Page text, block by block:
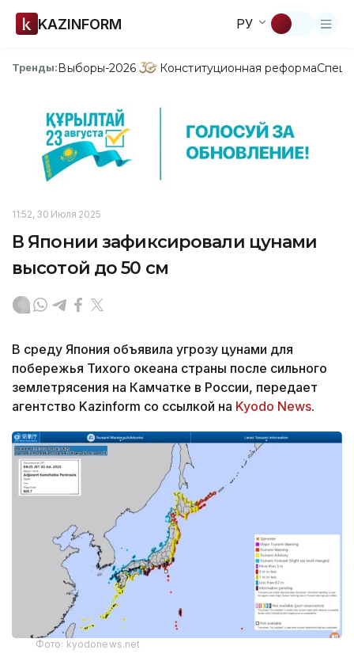
KAZINFORM РУ
Тренды:Выборы-2026 Конституционная реформа
11:52, 30 Июля 2025
В Японии зафиксировали цунами
высотой до 50 см
В среду Япония объявила угрозу цунами для
побережья Тихого океана страны после сильного
землетрясения на Камчатке в России, передает
агентство Kazinform со ссылкой на Kyodo News.
Фото: kyodonews.net